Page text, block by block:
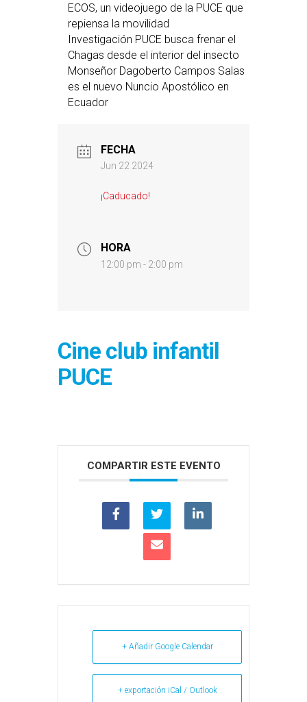
ECOS, un videojuego de la PUCE que
repiensa la movilidad
Investigación PUCE busca frenar el
Chagas desde el interior del insecto
Monseñor Dagoberto Campos Salas
es el nuevo Nuncio Apostólico en
Ecuador
FECHA
Jun 22 2024
¡Caducado!
HORA
12:00 pm - 2:00 pm
Cine club infantil
PUCE
COMPARTIR ESTE EVENTO
+ Añadir Google Calendar
+ exportación iCal / Outlook